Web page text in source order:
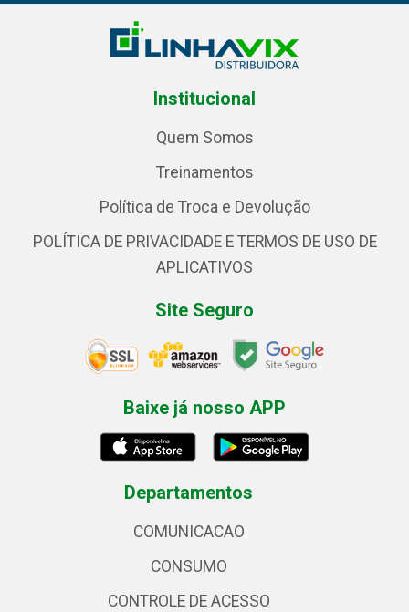
Institucional
Quem Somos
Treinamentos
Política de Troca e Devolução
POLÍTICA DE PRIVACIDADE E TERMOS DE USO DE
APLICATIVOS
Site Seguro
Baixe já nosso APP
Departamentos
COMUNICACAO
CONSUMO
CONTROLE DE ACESSO